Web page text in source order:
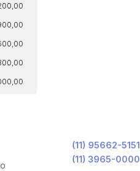
(11) 95662-5151
(11) 3965-0000